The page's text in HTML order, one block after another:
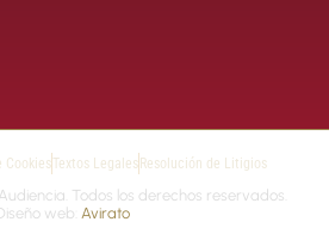
Todos los derechos reservados.
web: Avirato
CookiesTextos LegalesResolución de Litigios